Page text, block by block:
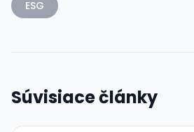
ESG
Súvisiace články